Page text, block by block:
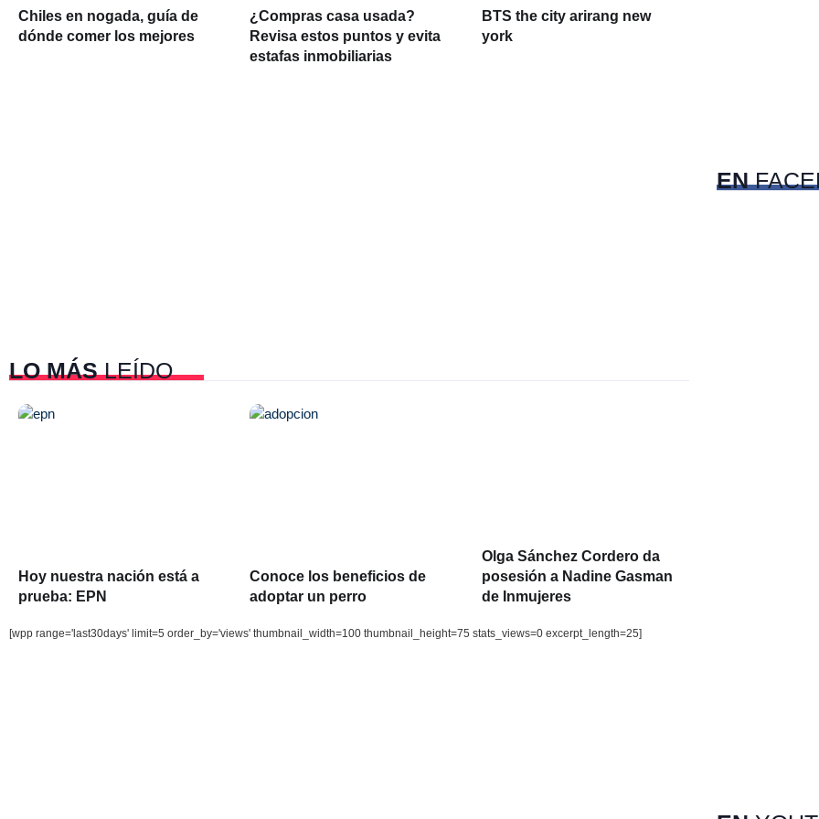
Chiles en nogada, guía de
dónde comer los mejores
¿Compras casa usada?
Revisa estos puntos y evita
estafas inmobiliarias
BTS the city arirang new
york
LO MÁSLEÍDO
Hoy nuestra nación está a
prueba: EPN
Conoce los beneficios de
adoptar un perro
Olga Sánchez Cordero da
posesión a Nadine Gasman
de Inmujeres
[wpp range='last30days' limit=5 order_by='views' thumbnail_width=100 thumbnail_height=75 stats_views=0 excerpt_length=25]
EN